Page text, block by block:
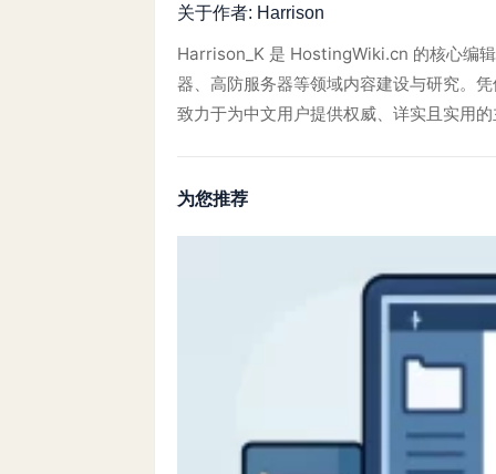
关于作者: Harrison
Harrison_K 是 HostingWiki.cn 的核心编
器、高防服务器等领域内容建设与研究。
致力于为中文用户提供权威、详实且实用
为您推荐